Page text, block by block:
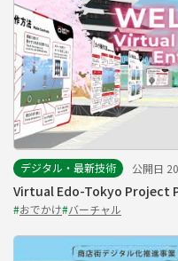
デジタル・最新技術
公開日
Virtual Edo-Tokyo Project
#おでかけ#バーチャル